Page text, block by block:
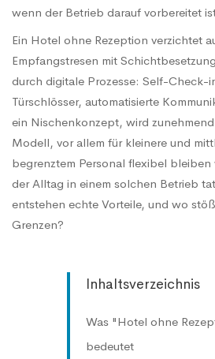
wenn der Betrieb darauf vorbereitet
Ein Hotel ohne Rezeption verzichtet
Empfangstresen mit
durch digitale Prozesse: Self-Check-
Türschlösser, automatisierte
ein Nischenkonzept, wird
Modell, vor allem für kleinere und
begrenztem Personal flexibel
der Alltag in einem solchen Betrieb
entstehen echte Vorteile, und wo
Grenzen?
Inhaltsverzeichnis
Was "Hotel ohne
bedeutet